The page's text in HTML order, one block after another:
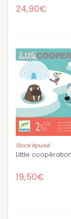
24,90€
Stock épuisé
Little
19,50€